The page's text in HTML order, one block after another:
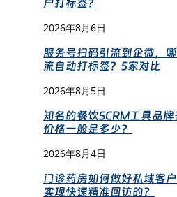
户打标签？
2026年8月6日
服务号扫码引流到企微，
流自动打标签？5家对比
2026年8月5日
知名的餐饮SCRM工具品
价格一般是多少？
2026年8月4日
门诊药房如何做好私域客
实现快速精准回访的？